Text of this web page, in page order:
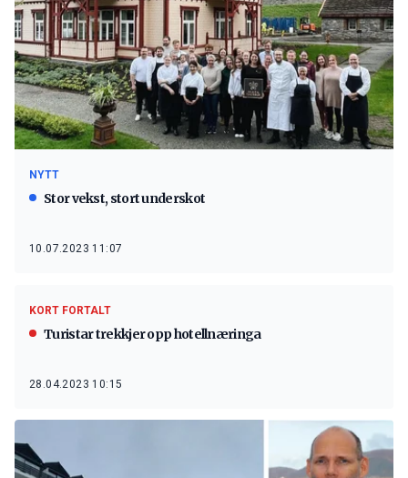
NYTT
Stor vekst, stort underskot
10.07.2023 11:07
KORT FORTALT
Turistar trekkjer opp hotellnæringa
28.04.2023 10:15